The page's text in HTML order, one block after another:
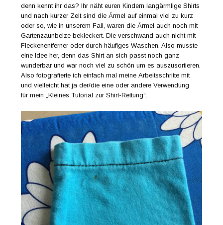
denn kennt ihr das? Ihr näht euren Kindern langärmlige Shirts
und nach kurzer Zeit sind die Ärmel auf einmal viel zu kurz
oder so, wie in unserem Fall, waren die Ärmel auch noch mit
Gartenzaunbeize bekleckert. Die verschwand auch nicht mit
Fleckenentferner oder durch häufiges Waschen. Also musste
eine Idee her, denn das Shirt an sich passt noch ganz
wunderbar und war noch viel zu schön um es auszusortieren.
Also fotografierte ich einfach mal meine Arbeitsschritte mit
und vielleicht hat ja der/die eine oder andere Verwendung
für mein „Kleines Tutorial zur Shirt-Rettung“.